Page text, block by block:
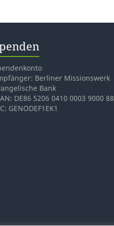
Berliner Missionswerk
Bank
DE86 5206 0410 0003 9000 88
GENODEF1EK1